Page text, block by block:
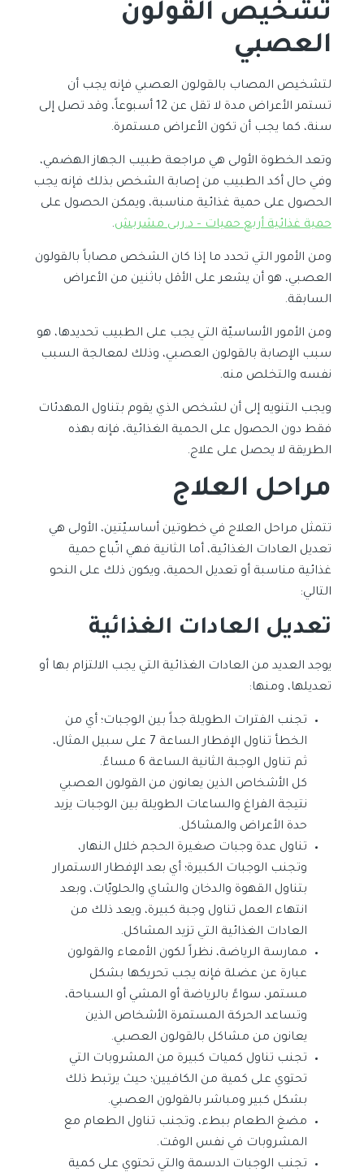
تشخيص القولون
العصبي
لتشخيص المصاب بالقولون العصبي فإنه يجب أن
تستمر الأعراض مدة لا تقل عن 12 أسبوعاً، وقد تصل إلى
سنة، كما يجب أن تكون الأعراض مستمرة.
وتعد الخطوة الأولى هي مراجعة طبيب الجهاز الهضمي،
وفي حال أكد الطبيب من إصابة الشخص بذلك فإنه يجب
الحصول على حمية غذائية مناسبة، ويمكن الحصول على
حمية غذائية أربع حميات – د.ربى مشربش.
ومن الأمور التي تحدد ما إذا كان الشخص مصاباً بالقولون
العصبي، هو أن يشعر على الأقل باثنين من الأعراض
السابقة.
ومن الأمور الأساسيّة التي يجب على الطبيب تحديدها، هو
سبب الإصابة بالقولون العصبي، وذلك لمعالجة السبب
نفسه والتخلص منه.
ويجب التنويه إلى أن لشخص الذي يقوم بتناول المهدئات
فقط دون الحصول على الحمية الغذائية، فإنه بهذه
الطريقة لا يحصل على علاج.
مراحل العلاج
تتمثل مراحل العلاج في خطوتين أساسيّتين، الأولى هي
تعديل العادات الغذائية، أما الثانية فهي اتّباع حمية
غذائية مناسبة أو تعديل الحمية، ويكون ذلك على النحو
التالي:
تعديل العادات الغذائية
يوجد العديد من العادات الغذائية التي يجب الالتزام بها أو
تعديلها، ومنها:
تجنب الفترات الطويلة جداً بين الوجبات؛ أي من
الخطأ تناول الإفطار الساعة 7 على سبيل المثال،
ثم تناول الوجبة الثانية الساعة 6 مساءً.
كل الأشخاص الذين يعانون من القولون العصبي
نتيجة الفراغ والساعات الطويلة بين الوجبات يزيد
حدة الأعراض والمشاكل.
تناول عدة وجبات صغيرة الحجم خلال النهار،
وتجنب الوجبات الكبيرة؛ أي بعد الإفطار الاستمرار
بتناول القهوة والدخان والشاي والحلويّات، وبعد
انتهاء العمل تناول وجبة كبيرة، ويعد ذلك من
العادات الغذائية التي تزيد المشاكل.
ممارسة الرياضة، نظراً لكون الأمعاء والقولون
عبارة عن عضلة فإنه يجب تحريكها بشكل
مستمر، سواءً بالرياضة أو المشي أو السباحة،
وتساعد الحركة المستمرة الأشخاص الذين
يعانون من مشاكل بالقولون العصبي.
تجنب تناول كميات كبيرة من المشروبات التي
تحتوي على كمية من الكافيين؛ حيث يرتبط ذلك
بشكل كبير ومباشر بالقولون العصبي.
مضغ الطعام ببطء، وتجنب تناول الطعام مع
المشروبات في نفس الوقت.
تجنب الوجبات الدسمة والتي تحتوي على كمية